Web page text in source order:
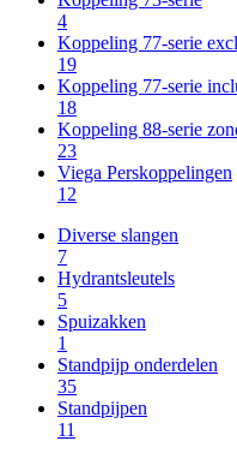
4
Koppeling 77-serie
19
Koppeling 77-serie
18
Koppeling 88-serie
23
Viega Perskoppelingen
12
Diverse slangen
7
Hydrantsleutels
5
Spuizakken
1
Standpijp onderdelen
35
Standpijpen
11